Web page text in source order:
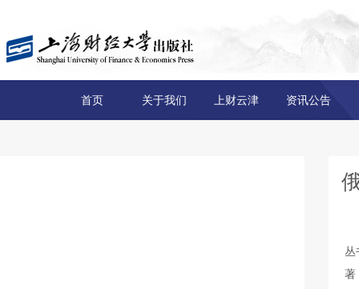
首页 关于我们 上财云津 资讯公告
丛
著